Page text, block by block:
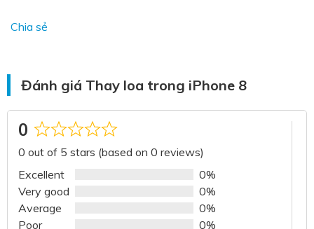
Chia sẻ
Đánh giá Thay loa trong iPhone 8
0
Rated
0
out
of
5
0 out of 5 stars (based on 0 reviews)
Excellent
0%
Very good
0%
Average
0%
Poor
0%